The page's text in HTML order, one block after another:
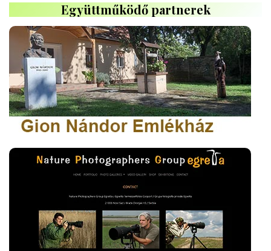
Együttműködő partnerek